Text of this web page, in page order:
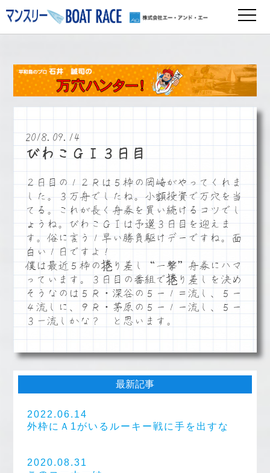
2018.09.14
びわこＧⅠ３日目
２日目の１２Ｒは５枠の岡崎がやってくれま
した。３万舟でしたね。小額投資で万穴を当
てる。これが長く舟券を買い続けるコツでし
ょうね。びわこＧⅠは予選３日目を迎えま
す。俗に言う１早い勝負駆けデーですね。面
白い１日ですよ！
僕は最近５枠の捲り差し“一撃”舟券にハマ
っています。３日目の番組で捲り差しを決め
そうなのは５Ｒ・深谷の５ー１＝流し、５ー
４流しに、９Ｒ・茅原の５ー１ー流し、５ー
３－流しかな？ と思います。
最新記事
2022.06.14
外枠にＡ1がいるルーキー戦に手を出すな
2020.08.31